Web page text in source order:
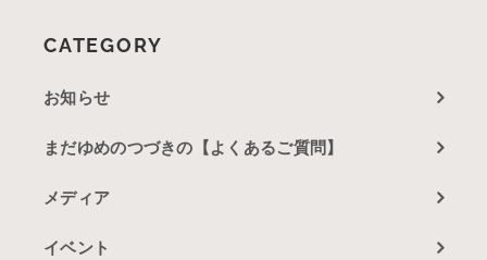
CATEGORY
お知らせ
まだゆめのつづきの【よくあるご質問】
メディア
イベント